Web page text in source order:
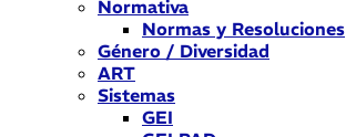
Normativa
Normas y Resoluciones
Género / Diversidad
ART
Sistemas
GEI